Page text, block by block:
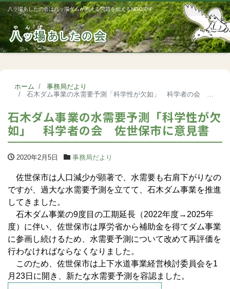
八ッ場あしたの会は八ッ場ダムが抱える問題を伝えるNGOです
ホーム
事務局だより
石木ダム事業の水需要予測「科学性が欠如」 科学者の会 佐世保市に意見書
石木ダム事業の水需要予測「科学性が欠
如」 科学者の会 佐世保市に意見書
2020年2月5日 事務局だより
佐世保市は人口減少が顕著で、水需要も右肩下がりなの
ですが、過大な水需要予測を立てて、石木ダム事業を推進
してきました。
石木ダム事業の9度目の工期延長（2022年度→2025年
度）に伴い、佐世保市は厚労省から補助金を得てダム事業
に参画し続けるため、水需要予測について改めて再評価を
行わなければならなくなりました。
このため、佐世保市は上下水道事業経営検討委員会を1
月23日に開き、新たな水需要予測を容認ました。